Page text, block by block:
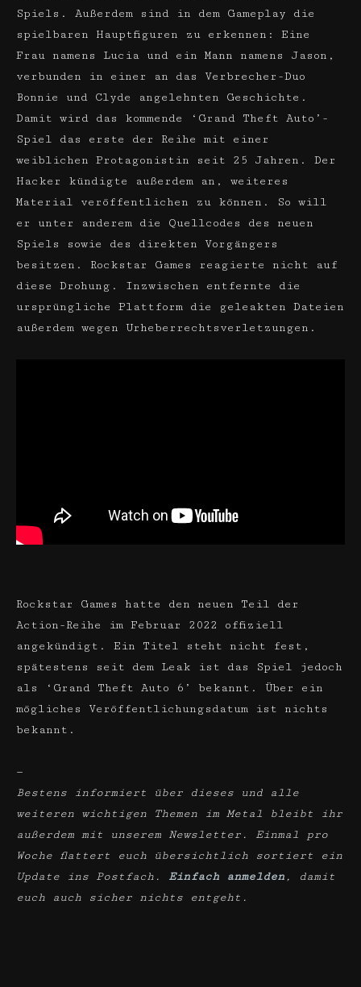
Spiels. Außerdem sind in dem Gameplay die
spielbaren Hauptfiguren zu erkennen: Eine
Frau namens Lucia und ein Mann namens Jason,
verbunden in einer an das Verbrecher-Duo
Bonnie und Clyde angelehnten Geschichte.
Damit wird das kommende ‘Grand Theft Auto’-
Spiel das erste der Reihe mit einer
weiblichen Protagonistin seit 25 Jahren. Der
Hacker kündigte außerdem an, weiteres
Material veröffentlichen zu können. So will
er unter anderem die Quellcodes des neuen
Spiels sowie des direkten Vorgängers
besitzen. Rockstar Games reagierte nicht auf
diese Drohung. Inzwischen entfernte die
ursprüngliche Plattform die geleakten Dateien
außerdem wegen Urheberrechtsverletzungen.
Rockstar Games hatte den neuen Teil der
Action-Reihe im Februar 2022 offiziell
angekündigt. Ein Titel steht nicht fest,
spätestens seit dem Leak ist das Spiel jedoch
als ‘Grand Theft Auto 6’ bekannt. Über ein
mögliches Veröffentlichungsdatum ist nichts
bekannt.
—
Bestens informiert über dieses und alle
weiteren wichtigen Themen im Metal bleibt ihr
außerdem mit unserem Newsletter. Einmal pro
Woche flattert euch übersichtlich sortiert ein
Update ins Postfach.
Einfach anmelden , damit
euch auch sicher nichts entgeht.